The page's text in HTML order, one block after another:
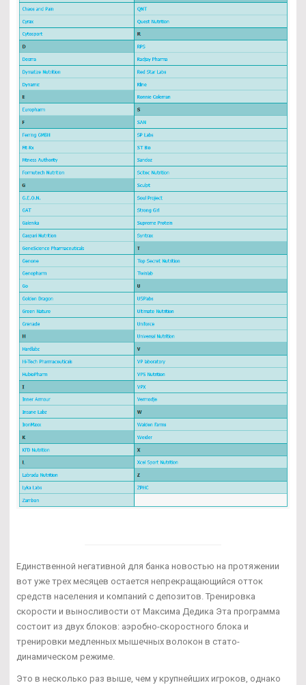
Единственной негативной для банка новостью на протяжении
вот уже трех месяцев остается непрекращающийся отток
средств населения и компаний с депозитов. Тренировка
скорости и выносливости от Максима Дедика Эта программа
состоит из двух блоков: аэробно-скоростного блока и
тренировки медленных мышечных волокон в стато-
динамическом режиме.
Это в несколько раз выше, чем у крупнейших игроков, однако